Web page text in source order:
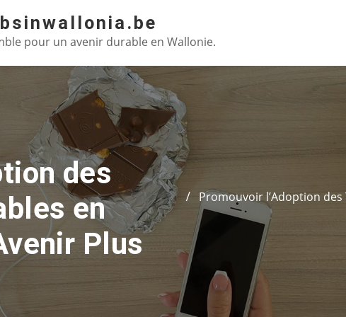
pour un avenir durable en Wallonie.
des
en
Plus
Promouvoir l’Adoption